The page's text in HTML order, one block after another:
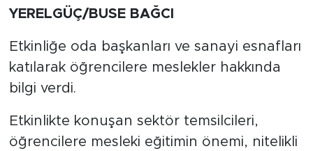
YERELGÜÇ/BUSE BAĞCI
Etkinliğe oda başkanları ve sanayi esnafları
katılarak öğrencilere meslekler hakkında
bilgi verdi.
Etkinlikte konuşan sektör temsilcileri,
öğrencilere mesleki eğitimin önemi, nitelikli